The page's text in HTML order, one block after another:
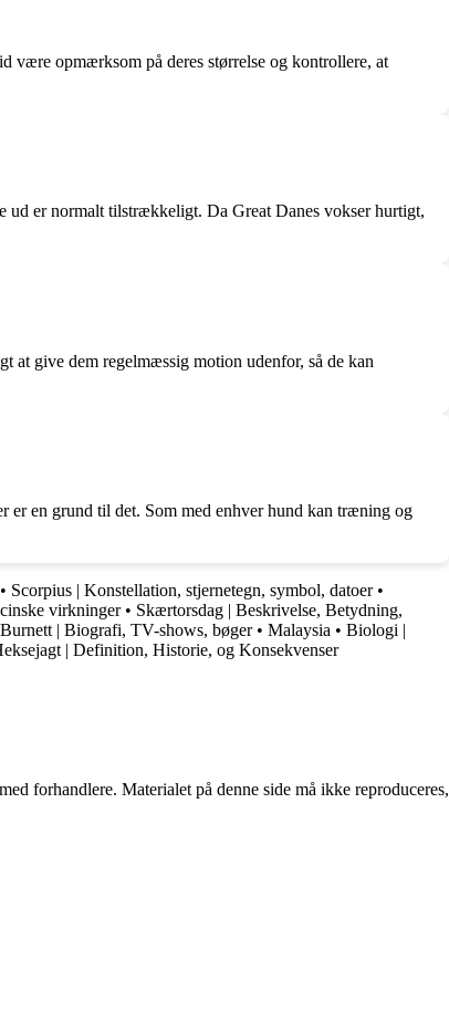
være opmærksom på deres størrelse og kontrollere, at
ud er normalt tilstrækkeligt. Da Great Danes vokser hurtigt,
at give dem regelmæssig motion udenfor, så de kan
er en grund til det. Som med enhver hund kan træning og
Scorpius | Konstellation, stjernetegn, symbol, datoer •
virkninger• Skærtorsdag | Beskrivelse, Betydning,
| Biografi, TV-shows, bøger• Malaysia • Biologi |
| Definition, Historie, og Konsekvenser
forhandlere. Materialet på denne side må ikke reproduceres,